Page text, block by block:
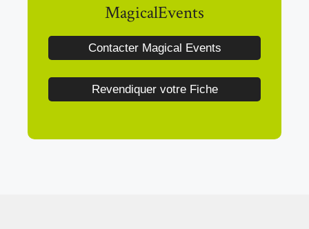
MagicalEvents
Contacter Magical Events
Revendiquer votre Fiche